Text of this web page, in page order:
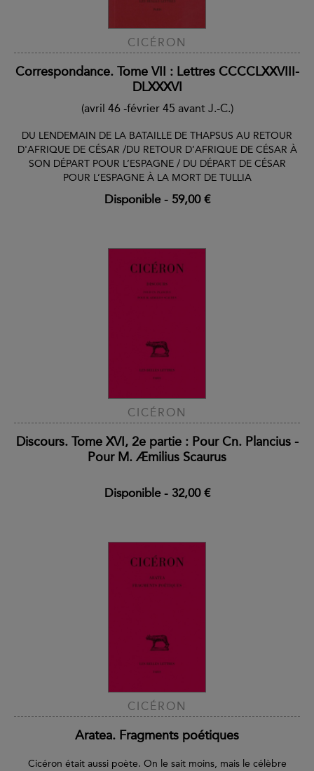
CICÉRON
Correspondance. Tome VII : Lettres CCCCLXXVIII-
DLXXXVI
(avril 46 -février 45 avant J.-C.)
DU LENDEMAIN DE LA BATAILLE DE THAPSUS AU RETOUR
D'AFRIQUE DE CÉSAR /DU RETOUR D’AFRIQUE DE CÉSAR À
SON DÉPART POUR L’ESPAGNE / DU DÉPART DE CÉSAR
POUR L’ESPAGNE À LA MORT DE TULLIA
Disponible- 59,00 €
CICÉRON
Discours. Tome XVI, 2e partie : Pour Cn. Plancius -
Pour M. Æmilius Scaurus
Disponible- 32,00 €
CICÉRON
Aratea. Fragments poétiques
Cicéron était aussi poète. On le sait moins, mais le célèbre